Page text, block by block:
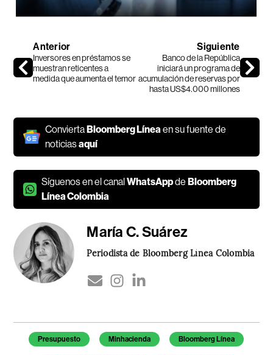
Anterior
Inversores en préstamos se
muestran reticentes a
medida que aumenta el temor
Siguiente
Banco de la República
iniciará un programa de
acumulación de reservas por
hasta US$4.000 millones
ConviertaBloomberg Línea en su fuente de
noticiasaquí
Síguenos en el canalWhatsAppdeBloomberg
Línea Colombia
María C. Suárez
Periodista de Bloomberg Línea Colombia
Temas de este artículo
Presupuesto Minhacienda Bloomberg Línea